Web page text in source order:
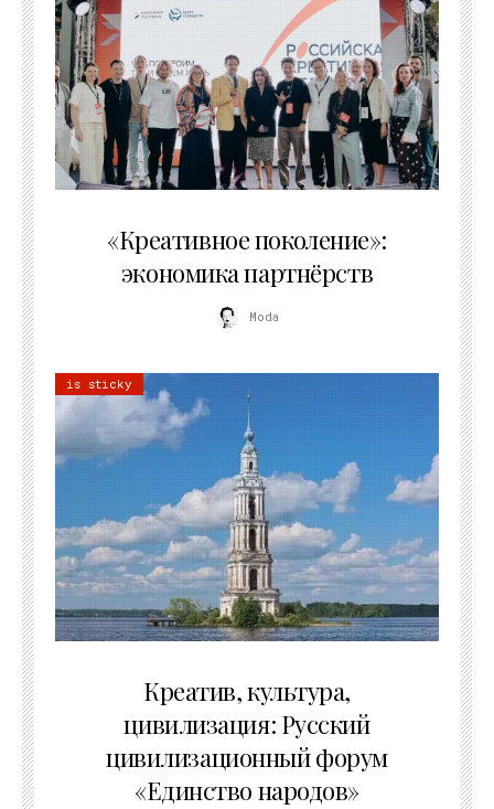
«Креативное поколение»:
экономика партнёрств
Moda
is sticky
Креатив, культура,
цивилизация: Русский
цивилизационный форум
«Единство народов»